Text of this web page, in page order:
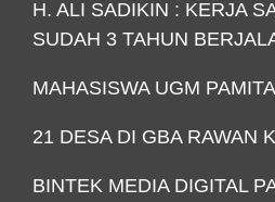
H. ALI SADIKIN : KERJA
SUDAH 3 TAHUN
MAHASISWA UGM
21 DESA DI GBA RAWAN
BINTEK MEDIA DIGITAL